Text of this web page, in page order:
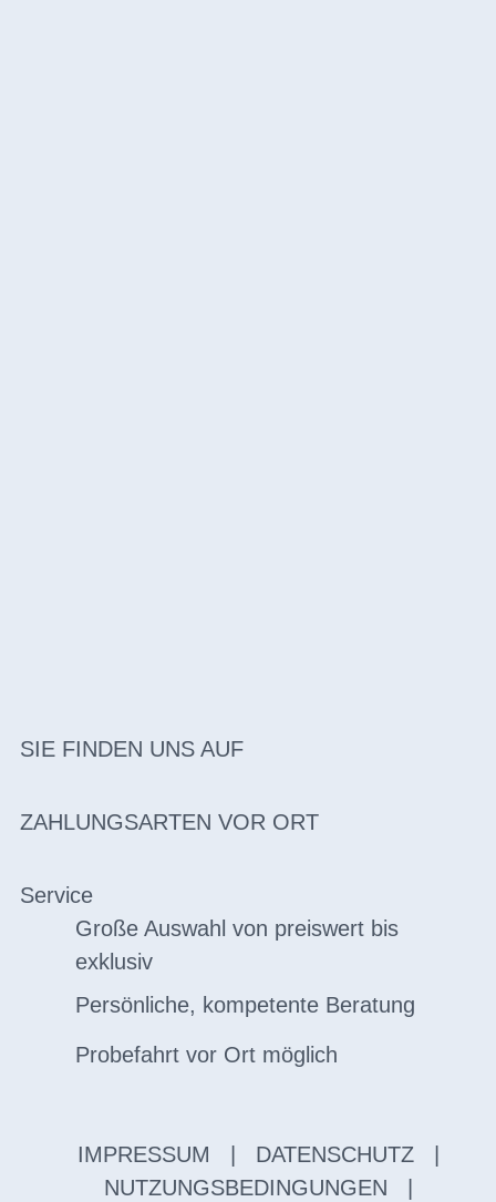
SIE FINDEN UNS AUF
ZAHLUNGSARTEN VOR ORT
Service
Große Auswahl von preiswert bis
exklusiv
Persönliche, kompetente Beratung
Probefahrt vor Ort möglich
IMPRESSUM DATENSCHUTZ
NUTZUNGSBEDINGUNGEN